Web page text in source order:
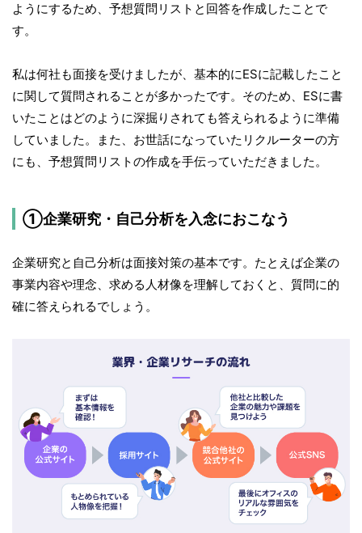
ようにするため、予想質問リストと回答を作成したことで
す。
私は何社も面接を受けましたが、基本的にESに記載したこと
に関して質問されることが多かったです。そのため、ESに書
いたことはどのように深掘りされても答えられるように準備
していました。また、お世話になっていたリクルーターの方
にも、予想質問リストの作成を手伝っていただきました。
①企業研究・自己分析を入念におこなう
企業研究と自己分析は面接対策の基本です。たとえば企業の
事業内容や理念、求める人材像を理解しておくと、質問に的
確に答えられるでしょう。